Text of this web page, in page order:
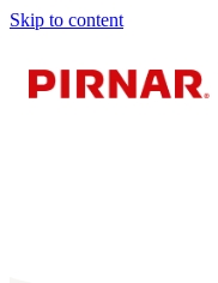
Skip to content